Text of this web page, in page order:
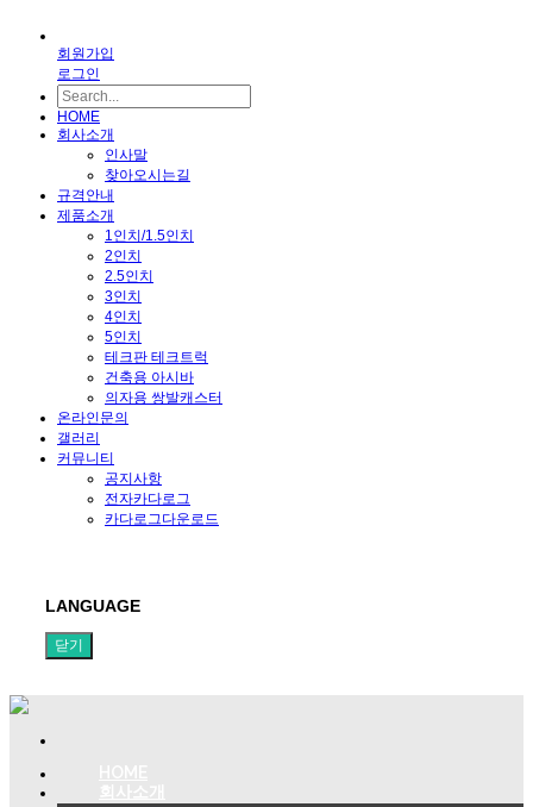
회원가입
로그인
HOME
회사소개
인사말
찾아오시는길
규격안내
제품소개
1인치/1.5인치
2인치
2.5인치
3인치
4인치
5인치
테크판 테크트럭
건축용 아시바
의자용 쌍발캐스터
온라인문의
갤러리
커뮤니티
공지사항
전자카다로그
카다로그다운로드
LANGUAGE
닫기